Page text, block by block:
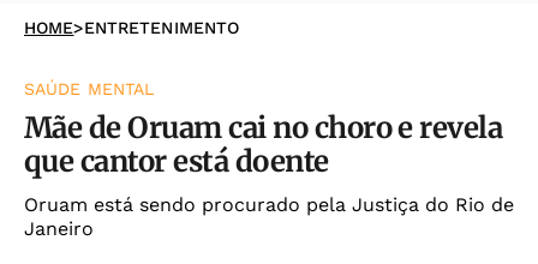
HOME>ENTRETENIMENTO
SAÚDE MENTAL
Mãe de Oruam cai no choro e revela
que cantor está doente
Oruam está sendo procurado pela Justiça do Rio de
Janeiro